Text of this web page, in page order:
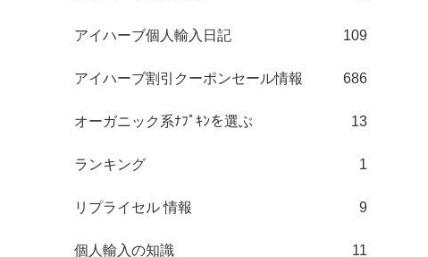
アイハーブ個人輸入日記 109
アイハーブ割引クーポンセール情報 686
オーガニック系ﾅﾌﾟｷﾝを選ぶ 13
ランキング 1
リプライセル 情報 9
個人輸入の知識 11